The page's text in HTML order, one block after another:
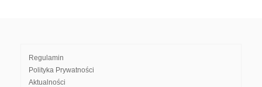
Regulamin
Polityka Prywatności
Aktualności